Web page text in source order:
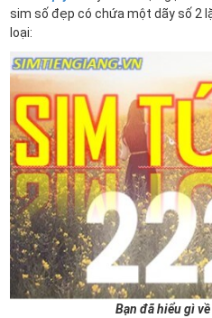
sim số đẹp có chứa một dãy số 2
loại:
Bạn đã hiểu gì